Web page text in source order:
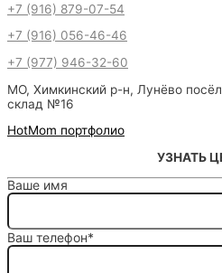
+7 (916) 879-07-54
+7 (916) 056-46-46
+7 (977) 946-32-60
МО, Химкинский р-н, Лунёво
склад №16
HotMom портфолио
УЗНАТЬ
Ваше имя
Ваш телефон*